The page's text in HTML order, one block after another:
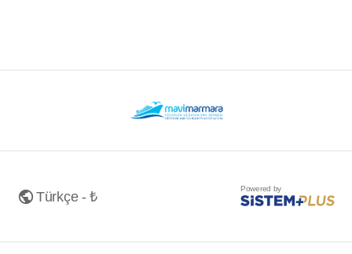
Türkçe - ₺ Powered by